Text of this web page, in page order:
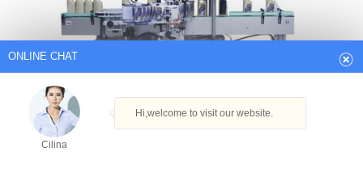
Hi,welcome to visit our website.
Cilina